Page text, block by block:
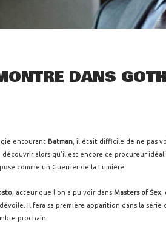
DANS
entourant Batman , il était difficile de ne pas
alors qu'il est encore ce procureur
comme un Guerrier de la Lumière.
, acteur que l'on a pu voir dans Masters of Sex
Il fera sa première apparition dans la série
prochain.